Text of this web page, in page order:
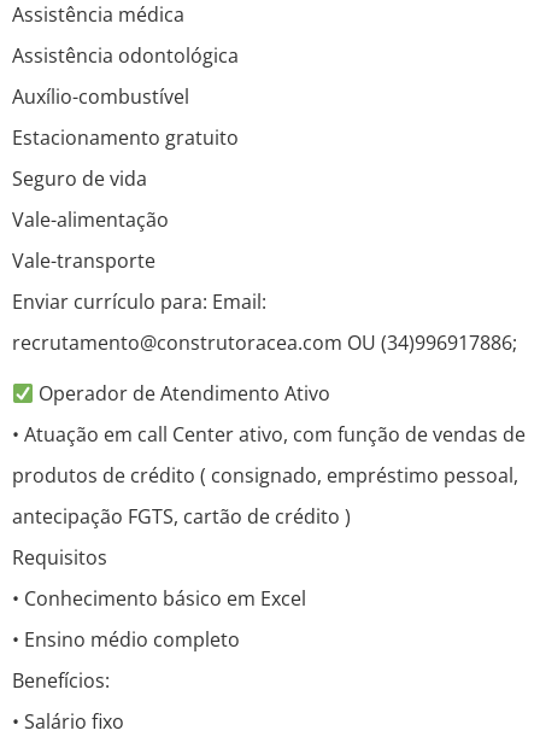
Assistência médica
Assistência odontológica
Auxílio-combustível
Estacionamento gratuito
Seguro de vida
Vale-alimentação
Vale-transporte
Enviar currículo para: Email:
recrutamento@construtoracea.com OU (34)996917886;
Operador de Atendimento Ativo
• Atuação em call Center ativo, com função de vendas de
produtos de crédito ( consignado, empréstimo pessoal,
antecipação FGTS, cartão de crédito )
Requisitos
• Conhecimento básico em Excel
• Ensino médio completo
Benefícios:
• Salário fixo